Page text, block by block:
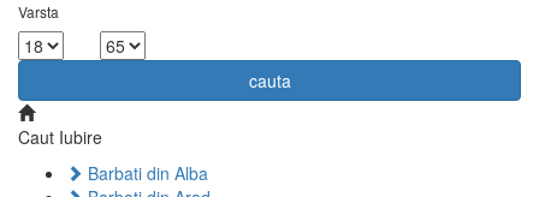
Varsta
cauta
Caut Iubire
Barbati din Alba